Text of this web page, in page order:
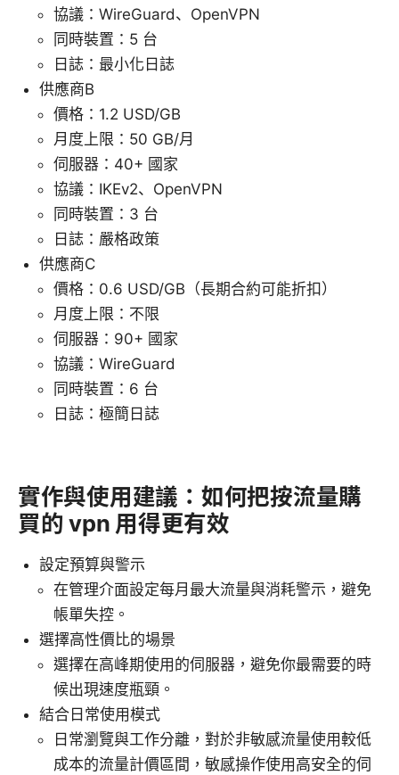
協議：WireGuard、OpenVPN
同時裝置：5 台
日誌：最小化日誌
供應商B
價格：1.2 USD/GB
月度上限：50 GB/月
伺服器：40+ 國家
協議：IKEv2、OpenVPN
同時裝置：3 台
日誌：嚴格政策
供應商C
價格：0.6 USD/GB（長期合約可能折扣）
月度上限：不限
伺服器：90+ 國家
協議：WireGuard
同時裝置：6 台
日誌：極簡日誌
實作與使用建議：如何把按流量購
買的 vpn 用得更有效
設定預算與警示
在管理介面設定每月最大流量與消耗警示，避免
帳單失控。
選擇高性價比的場景
選擇在高峰期使用的伺服器，避免你最需要的時
候出現速度瓶頸。
結合日常使用模式
日常瀏覽與工作分離，對於非敏感流量使用較低
成本的流量計價區間，敏感操作使用高安全的伺